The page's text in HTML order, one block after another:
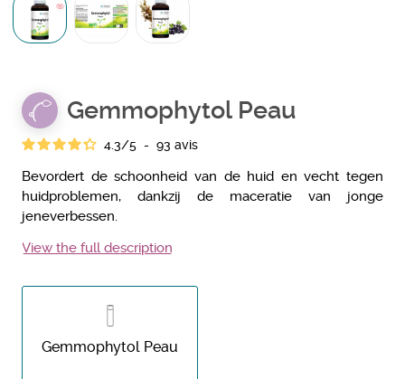
Gemmophytol Peau
4.3/5 - 93 avis
Bevordert de schoonheid van de huid en vecht tegen
huidproblemen, dankzij de maceratie van jonge
jeneverbessen.
View the full description
Gemmophytol Peau